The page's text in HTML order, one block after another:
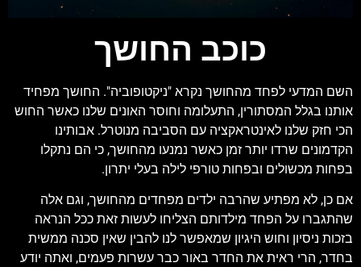
כוכב החושך
השם המדעי לפחד מהחושך נקרא "ניקטופוביה". החושך מפחיד
אותנו בגלל המסתורין, התעלומה וחוסר האונים שלנו כאשר החוש
הכי חזק שלנו לאינטראקציה עם הסביבה מנוטרל. אבותינו
הקדמונים שרדו יותר זמן כאשר נמנעו מהחושך, כי הם נתקלו
בפחות מכשולים ובפחות טורפי לילה בעלי יתרון.
אם כן, לא מפתיע שהרבה ילדים מפחדים מהחושך, וגם אלה
שהתגברו על הפחד מילדותם הצליחו לעשות זאת ככל הנראה
בזכות ניסיון וחוש היגיון שמאפשר לנו להבין שאין סכנה ממשית
בחדר, הרי ראית את החדר באור כבר עשרות פעמים, ואתה יודע